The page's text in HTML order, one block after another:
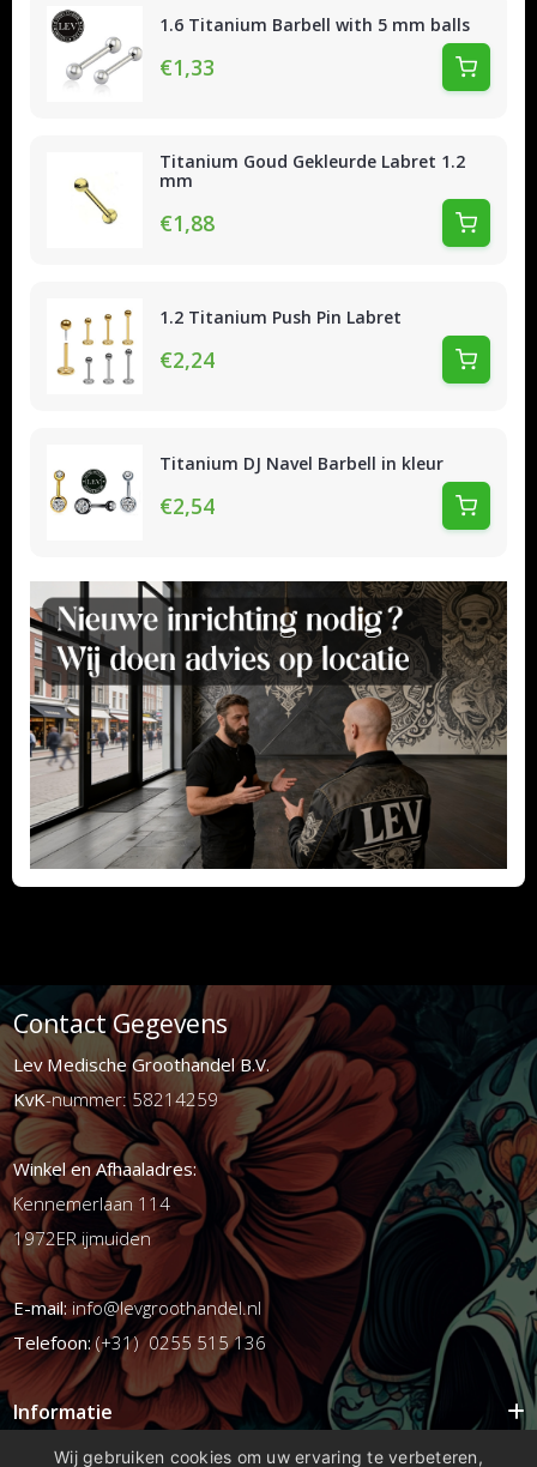
1.6 Titanium Barbell with 5 mm balls
€1,33
Titanium Goud Gekleurde Labret 1.2
mm
€1,88
1.2 Titanium Push Pin Labret
€2,24
Titanium DJ Navel Barbell in kleur
€2,54
Contact Gegevens
Lev Medische Groothandel B.V.
KvK-nummer: 58214259
Winkel en Afhaaladres:
Kennemerlaan 114
1972ER ijmuiden
E-mail:info@levgroothandel.nl
Telefoon:(+31) 0255 515 136
Informatie
Mijn account
Wij gebruiken cookies om uw ervaring te verbeteren,